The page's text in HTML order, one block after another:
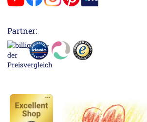
Partner: